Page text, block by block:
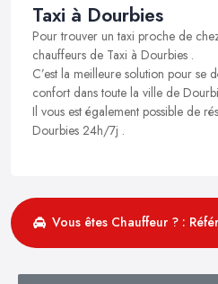
Taxi à Dourbies
Pour trouver un taxi proche de
chauffeurs de Taxi à Dourbies .
C’est la meilleure solution pour se
confort dans toute la ville de
Il vous est également possible de
Dourbies 24h/7j .
Vous êtes Chauffeur ? :